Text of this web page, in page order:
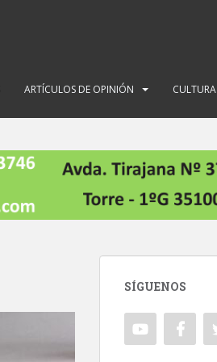
ARTÍCULOS DE OPINIÓN CULTURA
SÍGUENOS